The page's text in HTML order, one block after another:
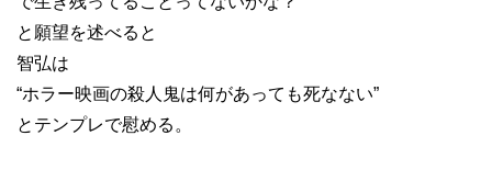
と願望を述べると
智弘は
“ホラー映画の殺人鬼は何があっても死なない”
とテンプレで慰める。